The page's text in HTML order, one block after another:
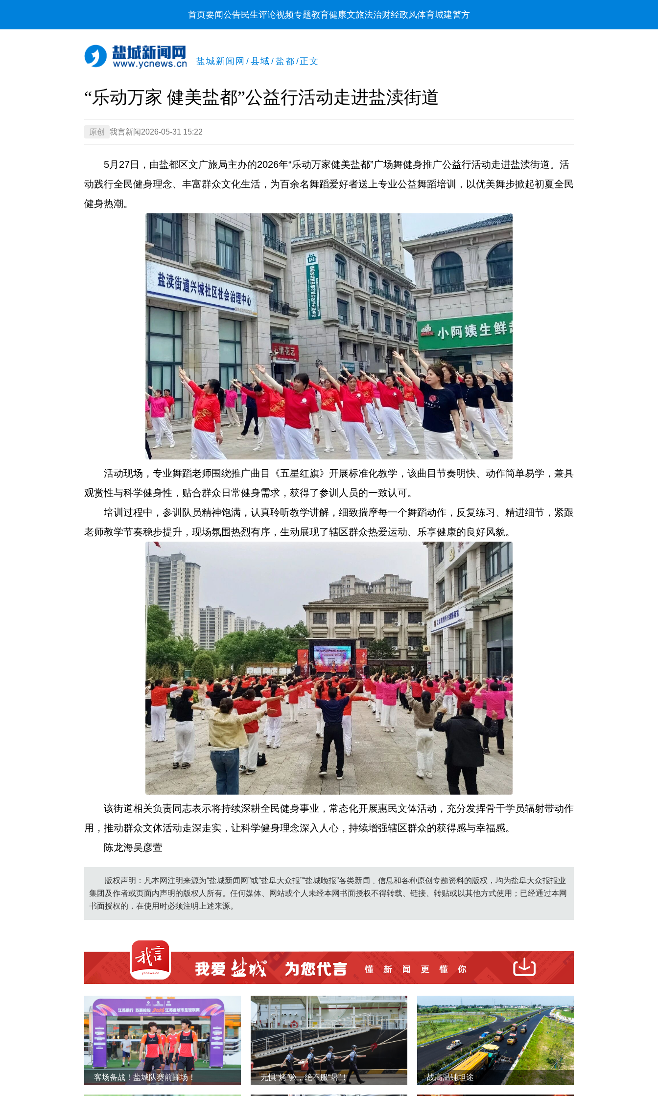
首页要闻公告民生评论视频专题教育健康文旅法治财经政风体育城建警方
盐城新闻网 / 县域 / 盐都 /正文
“乐动万家 健美盐都”公益行活动走进盐渎街道
原创 我言新闻 2026-05-31 15:22
5月27日，由盐都区文广旅局主办的2026年“乐动万家健美盐都”广场舞健身推广公益行活动走进盐渎街道。活
动践行全民健身理念、丰富群众文化生活，为百余名舞蹈爱好者送上专业公益舞蹈培训，以优美舞步掀起初夏全民
健身热潮。
活动现场，专业舞蹈老师围绕推广曲目《五星红旗》开展标准化教学，该曲目节奏明快、动作简单易学，兼具
观赏性与科学健身性，贴合群众日常健身需求，获得了参训人员的一致认可。
培训过程中，参训队员精神饱满，认真聆听教学讲解，细致揣摩每一个舞蹈动作，反复练习、精进细节，紧跟
老师教学节奏稳步提升，现场氛围热烈有序，生动展现了辖区群众热爱运动、乐享健康的良好风貌。
该街道相关负责同志表示将持续深耕全民健身事业，常态化开展惠民文体活动，充分发挥骨干学员辐射带动作
用，推动群众文体活动走深走实，让科学健身理念深入人心，持续增强辖区群众的获得感与幸福感。
陈龙海吴彦萱
版权声明：凡本网注明来源为“盐城新闻网”或“盐阜大众报”“盐城晚报”各类新闻﹑信息和各种原创专题资料的版权，均为盐阜大众报报业
集团及作者或页面内声明的版权人所有。任何媒体、网站或个人未经本网书面授权不得转载、链接、转贴或以其他方式使用；已经通过本网
书面授权的，在使用时必须注明上述来源。
客场备战！盐城队赛前踩场！ 无惧“烤”验，绝不服“暑”！ 战高温铺坦途